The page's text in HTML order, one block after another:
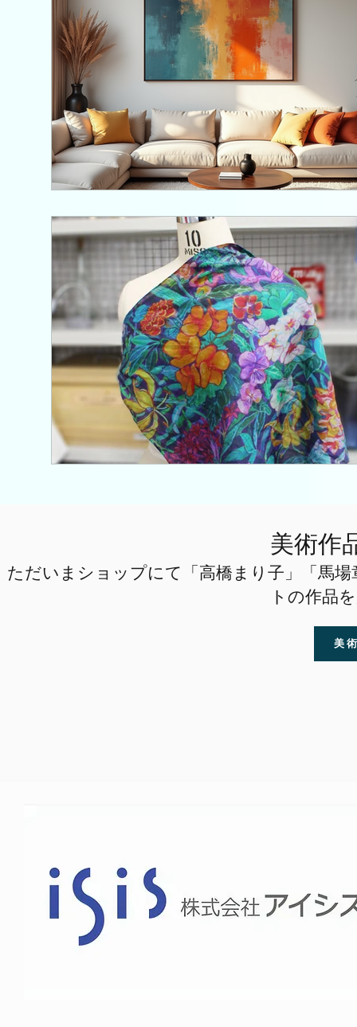
美術作
ただいまショップにて「高橋まり子」「馬
トの作品
美